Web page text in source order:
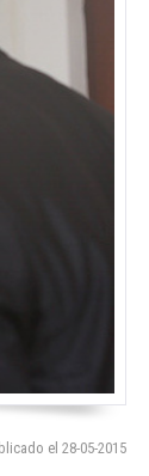
el 28-05-2015